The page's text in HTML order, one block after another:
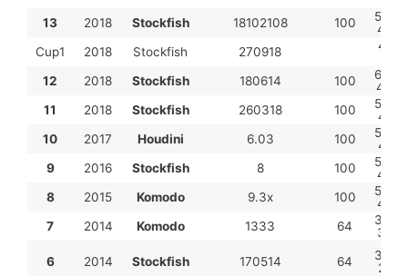
13
2018 Stockfish 18102108 100
55,0-
45,0
Cup1
2018 Stockfish 270918
4,5-
12
2018 Stockfish 180614 100
60,0-
40,0
11
2018 Stockfish 260318 100
59,0-
41,0
10
2017 Houdini 6.03 100
53,0-
47,0
9
2016 Stockfish 8 100
54,5-
45,5
8
2015 Komodo 9.3x 100
53,5-
46,5
7
2014 Komodo 1333 64
33,5-
30,5
6
2014 Stockfish 170514 64
35,5-
28,5